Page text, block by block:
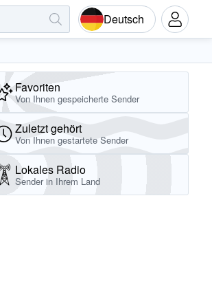
Deutsch
Favoriten
Von Ihnen gespeicherte Sender
Zuletzt gehört
Von Ihnen gestartete Sender
Lokales Radio
Sender in Ihrem Land